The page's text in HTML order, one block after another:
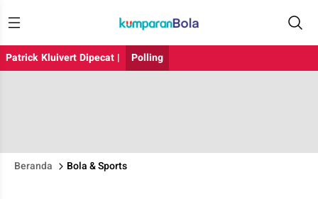
Patrick Kluivert Dipecat | Polling
Beranda Bola & Sports